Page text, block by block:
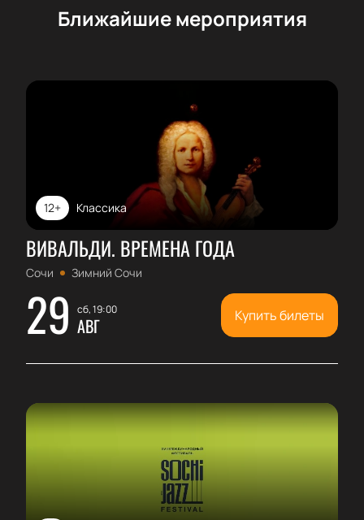
Ближайшие мероприятия
Классика
12+
ВИВАЛЬДИ. ВРЕМЕНА ГОДА
Сочи Зимний Сочи
29 сб, 19:00
АВГ Купить билеты